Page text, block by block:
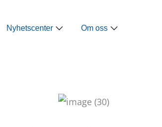
Näringspolitik
Nyhetscenter Öppna Nyhetscenter
Om oss Öppna Om oss